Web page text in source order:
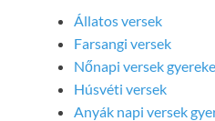
Állatos versek
Farsangi versek
Nőnapi versek
Húsvéti versek
Anyák napi versek